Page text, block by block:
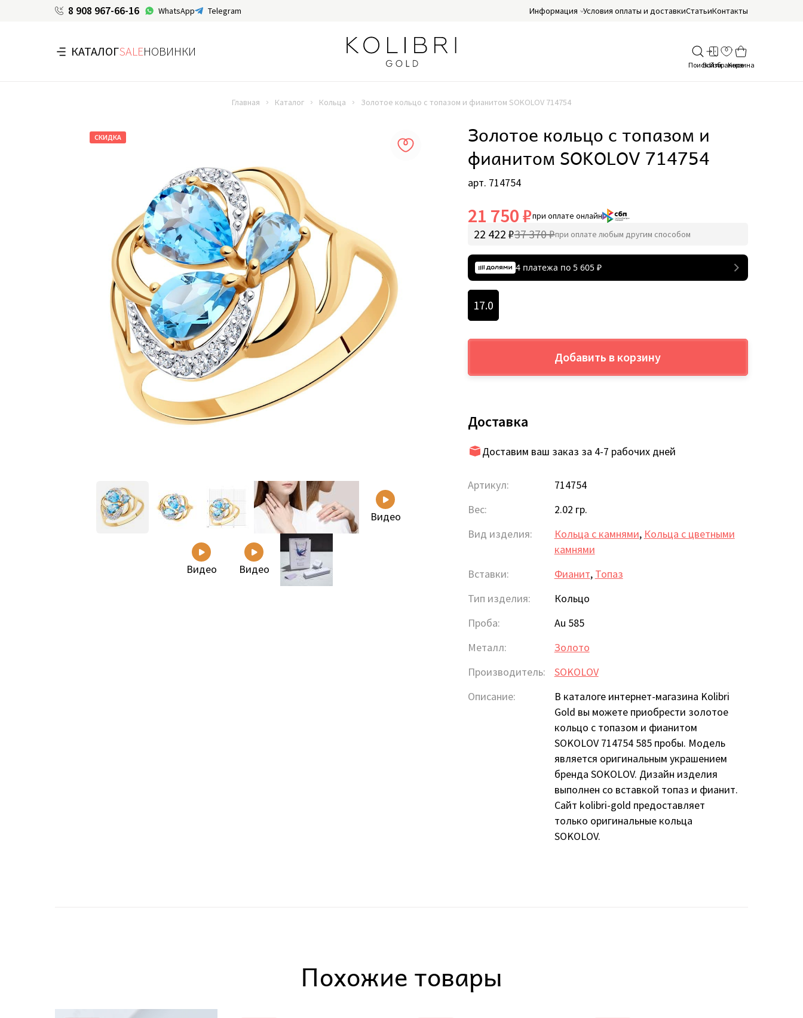
8 908 967-66-16 WhatsApp Telegram Информация Условия оплаты и доставкиСтатьиКонтакты
КАТАЛОГSALEНОВИНКИ
Главная Каталог Кольца Золотое кольцо с топазом и фианитом SOKOLOV 714754
СКИДКА
Видео
Видео Видео
Золотое кольцо с топазом и
фианитом SOKOLOV 714754
арт. 714754
21 750 ₽при оплате онлайн
22 422 ₽37 370 ₽при оплате любым другим способом
4 платежа по 5 605₽
17.0
Добавить в корзину
Доставка
Доставим ваш заказ за 4-7 рабочих дней
Артикул:
714754
Вес:
2.02 гр.
Вид изделия:
Кольца с камнями, Кольца с цветными
камнями
Вставки:
Фианит, Топаз
Тип изделия:
Кольцо
Проба:
Au 585
Металл:
Золото
Производитель:
SOKOLOV
Описание:
В каталоге интернет-магазина Kolibri
Gold вы можете приобрести золотое
кольцо с топазом и фианитом
SOKOLOV 714754 585 пробы. Модель
является оригинальным украшением
бренда SOKOLOV. Дизайн изделия
выполнен со вставкой топаз и фианит.
Сайт kolibri-gold предоставляет
только оригинальные кольца
SOKOLOV.
Похожие товары